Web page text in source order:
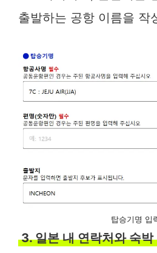
출발하는 공항 이름을 작
탑승기명 입
3. 일본 내 연락처와 숙